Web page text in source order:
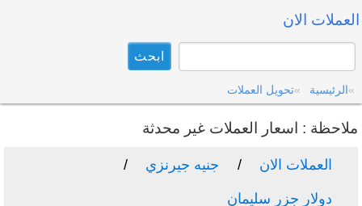
العملات الان
الرئيسية تحويل العملات
ملاحظة : اسعار العملات غير محدثة
العملات الان جنيه جيرنزي
دولار جزر سليمان